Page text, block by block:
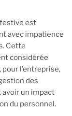
festive est
avec impatience
Cette
considérée
l’entreprise,
des
avoir un impact
du personnel.